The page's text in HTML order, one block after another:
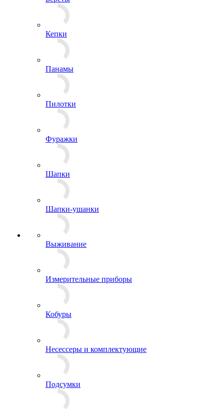
Береты
Кепки
Панамы
Пилотки
Фуражки
Шапки
Шапки-ушанки
Выживание
Измерительные приборы
Кобуры
Несессеры и комплектующие